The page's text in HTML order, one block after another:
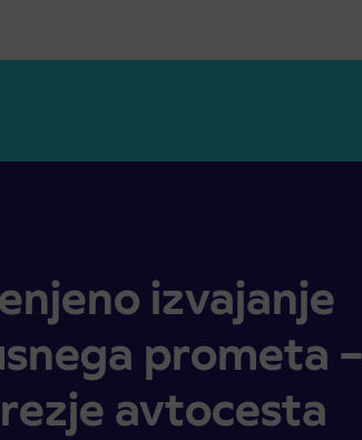
avtobusnega prometa – zapora uvoz
izvajanje
prometa
avtocesta